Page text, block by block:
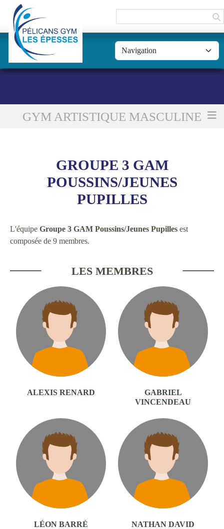
GYM ARTISTIQUE MASCULINE
Accueil
Groupe 3 GAM Poussins/Jeunes Pupilles
GROUPE 3 GAM
POUSSINS/JEUNES
PUPILLES
L'équipe Groupe 3 GAM Poussins/Jeunes Pupilles est
composée de 9 membres.
LES MEMBRES
ALEXIS RENARD
GABRIEL
VINCENDEAU
LÉON BARRÉ NATHAN DAVID
Panneau de gestion des cookies